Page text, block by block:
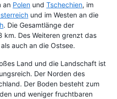
an Polen und Tschechien, im
und im Westen an die
. Die Gesamtlänge der
Des Weiteren grenzt das
auch an die Ostsee.
Land und die Landschaft ist
Der Norden des
Der Boden besteht zum
und weniger fruchtbaren